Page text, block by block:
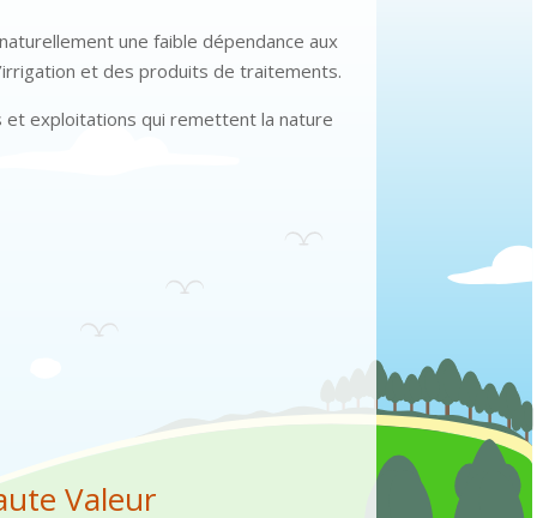
une faible dépendance aux
et des produits de traitements.
et exploitations qui remettent la nature
Valeur